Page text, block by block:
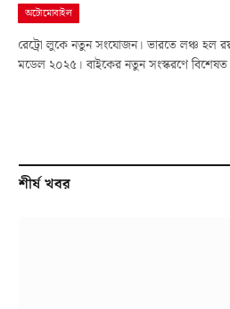
অটোমোবাইল
রেট্রো লুকে নতুন সংযোজন। ভারতে লঞ্চ হল
মডেল ২০২৫। বাইকের নতুন সংস্করণে
শীর্ষ খবর